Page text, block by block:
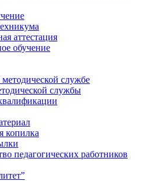
аттестация
обучение
службе
службы
копилка
педагогических работников